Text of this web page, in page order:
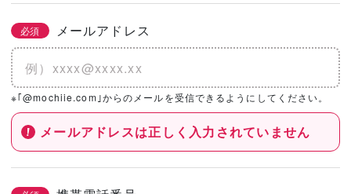
必須 メールアドレス
※｢@mochiie.com｣からのメールを受信できるようにしてください。
メールアドレスは正しく入力されていません